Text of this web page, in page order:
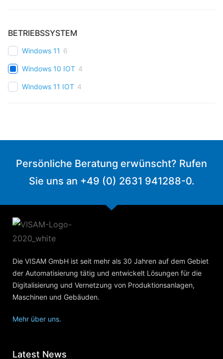
BETRIEBSSYSTEM
Windows 11 6
Windows 10 IOT 4
Windows 11 IOT 4
Persönliche Beratung erwünscht? Rufen
Sie uns an +49 (0) 2631 941288-0.
Die VISAM GmbH ist seit mehr als 30 Jahren auf dem Gebiet
der Automatisierung tätig und entwickelt Lösungen für die
Digitalisierung und Vernetzung von Produktionsanlagen,
Maschinen und Gebäuden.
Mehr über uns.
Latest News